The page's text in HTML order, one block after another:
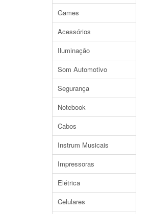
Games
Acessórios
Iluminação
Som Automotivo
Segurança
Notebook
Cabos
Instrum Musicais
Impressoras
Elétrica
Celulares